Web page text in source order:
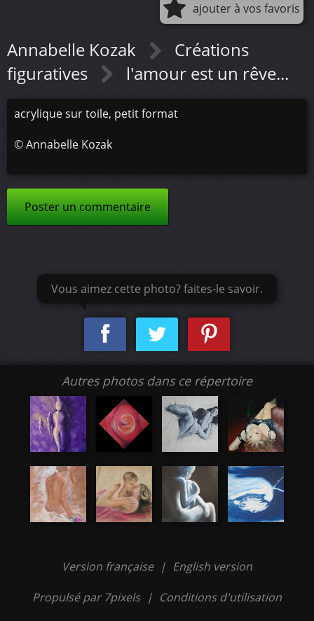
ajouter à vos favoris
Annabelle Kozak
Créations
figuratives
l'amour est un rêve...
acrylique sur toile, petit format
©Annabelle Kozak
Poster un commentaire
Vous aimez cette photo? faites-le savoir.
Autres photos dans ce répertoire
Version française | English version
Propulsé par 7pixels | Conditions d'utilisation